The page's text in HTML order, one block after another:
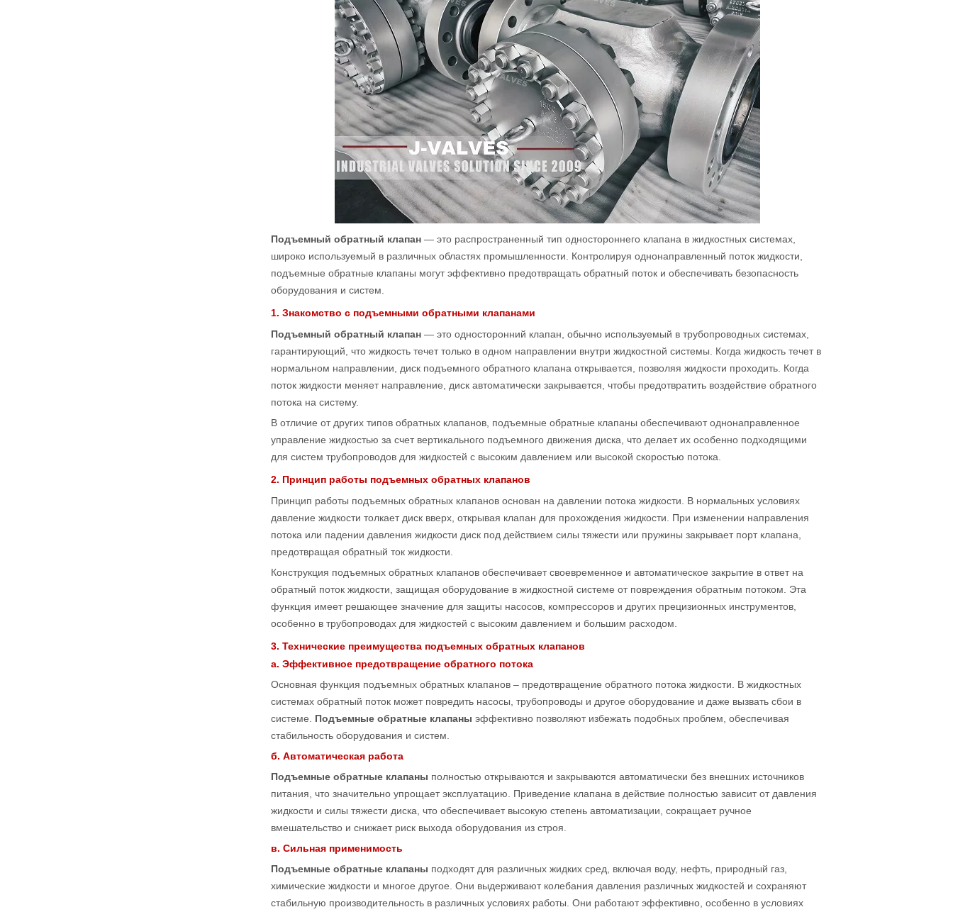
Подъемный обратный клапан — это распространенный тип одностороннего клапана в жидкостных системах,
широко используемый в различных областях промышленности. Контролируя однонаправленный поток жидкости,
подъемные обратные клапаны могут эффективно предотвращать обратный поток и обеспечивать безопасность
оборудования и систем.
1. Знакомство с подъемными обратными клапанами
Подъемный обратный клапан — это односторонний клапан, обычно используемый в трубопроводных системах,
гарантирующий, что жидкость течет только в одном направлении внутри жидкостной системы. Когда жидкость течет в
нормальном направлении, диск подъемного обратного клапана открывается, позволяя жидкости проходить. Когда
поток жидкости меняет направление, диск автоматически закрывается, чтобы предотвратить воздействие обратного
потока на систему.
В отличие от других типов обратных клапанов, подъемные обратные клапаны обеспечивают однонаправленное
управление жидкостью за счет вертикального подъемного движения диска, что делает их особенно подходящими
для систем трубопроводов для жидкостей с высоким давлением или высокой скоростью потока.
2. Принцип работы подъемных обратных клапанов
Принцип работы подъемных обратных клапанов основан на давлении потока жидкости. В нормальных условиях
давление жидкости толкает диск вверх, открывая клапан для прохождения жидкости. При изменении направления
потока или падении давления жидкости диск под действием силы тяжести или пружины закрывает порт клапана,
предотвращая обратный ток жидкости.
Конструкция подъемных обратных клапанов обеспечивает своевременное и автоматическое закрытие в ответ на
обратный поток жидкости, защищая оборудование в жидкостной системе от повреждения обратным потоком. Эта
функция имеет решающее значение для защиты насосов, компрессоров и других прецизионных инструментов,
особенно в трубопроводах для жидкостей с высоким давлением и большим расходом.
3. Технические преимущества подъемных обратных клапанов
а. Эффективное предотвращение обратного потока
Основная функция подъемных обратных клапанов – предотвращение обратного потока жидкости. В жидкостных
системах обратный поток может повредить насосы, трубопроводы и другое оборудование и даже вызвать сбои в
системе. Подъемные обратные клапаны эффективно позволяют избежать подобных проблем, обеспечивая
стабильность оборудования и систем.
б. Автоматическая работа
Подъемные обратные клапаны полностью открываются и закрываются автоматически без внешних источников
питания, что значительно упрощает эксплуатацию. Приведение клапана в действие полностью зависит от давления
жидкости и силы тяжести диска, что обеспечивает высокую степень автоматизации, сокращает ручное
вмешательство и снижает риск выхода оборудования из строя.
в. Сильная применимость
Подъемные обратные клапаны подходят для различных жидких сред, включая воду, нефть, природный газ,
химические жидкости и многое другое. Они выдерживают колебания давления различных жидкостей и сохраняют
стабильную производительность в различных условиях работы. Они работают эффективно, особенно в условиях